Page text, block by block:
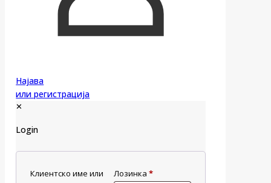
Најава
или регистрација
✕
Login
Клиентско име или
Лозинка*